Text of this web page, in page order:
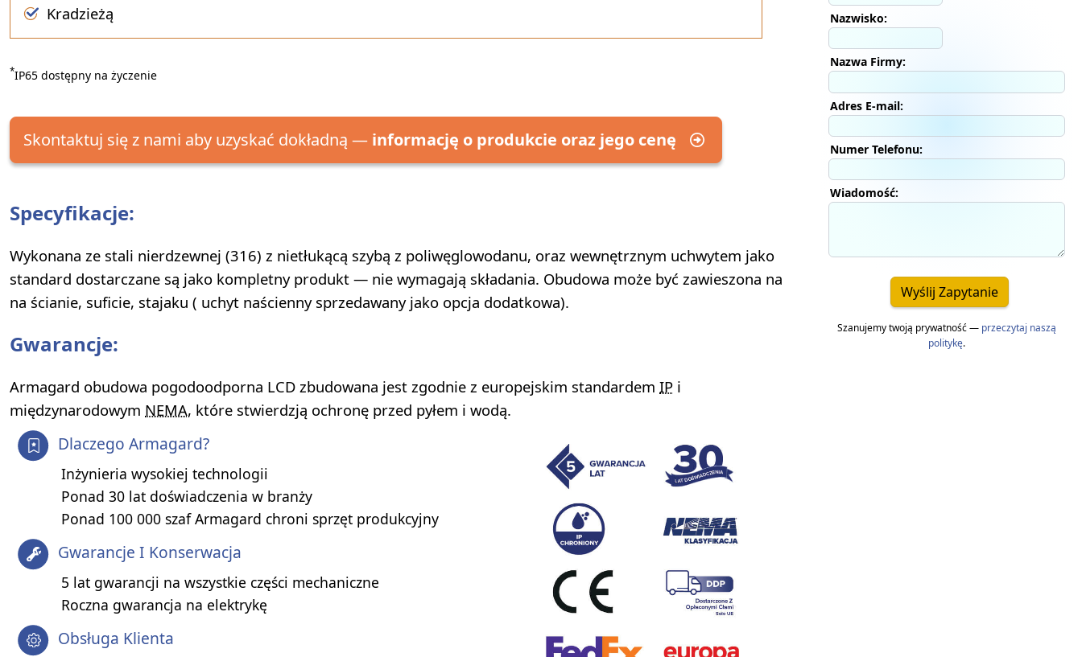
Kradzieżą
*IP65 dostępny na życzenie
Skontaktuj się z nami aby uzyskać dokładną — informację o produkcie oraz jego cenę
Specyfikacje:
Wykonana ze stali nierdzewnej (316) z nietłukącą szybą z poliwęglowodanu, oraz wewnętrznym uchwytem jako
standard dostarczane są jako kompletny produkt — nie wymagają składania. Obudowa może być zawieszona na
na ścianie, suficie, stajaku ( uchyt naścienny sprzedawany jako opcja dodatkowa).
Gwarancje:
Armagard obudowa pogodoodporna LCD zbudowana jest zgodnie z europejskim standardem IP i
międzynarodowym NEMA, które stwierdzją ochronę przed pyłem i wodą.
Dlaczego Armagard?
Inżynieria wysokiej technologii
Ponad 30 lat doświadczenia w branży
Ponad 100 000 szaf Armagard chroni sprzęt produkcyjny
Gwarancje I Konserwacja
5 lat gwarancji na wszystkie części mechaniczne
Roczna gwarancja na elektrykę
Obsługa Klienta
Nazwisko:
Nazwa Firmy:
Adres E-mail:
Numer Telefonu:
Wiadomość:
Wyślij Zapytanie
Szanujemy twoją prywatność — przeczytaj naszą
politykę.